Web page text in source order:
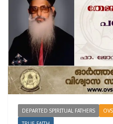
DEPARTED SPIRITUAL FATHERS